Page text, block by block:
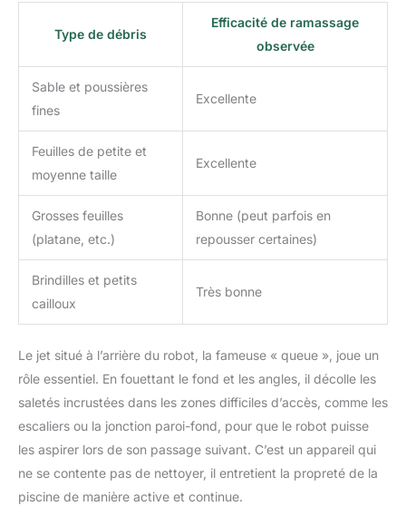
Type de débris
Efficacité de ramassage
observée
Sable et poussières
fines
Excellente
Feuilles de petite et
moyenne taille
Excellente
Grosses feuilles
(platane, etc.)
Bonne (peut parfois en
repousser certaines)
Brindilles et petits
cailloux
Très bonne
Le jet situé à l’arrière du robot, la fameuse « queue », joue un
rôle essentiel. En fouettant le fond et les angles, il décolle les
saletés incrustées dans les zones difficiles d’accès, comme les
escaliers ou la jonction paroi-fond, pour que le robot puisse
les aspirer lors de son passage suivant. C’est un appareil qui
ne se contente pas de nettoyer, il entretient la propreté de la
piscine de manière active et continue.